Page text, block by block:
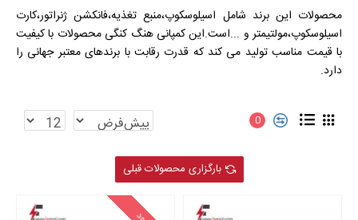
محصولات این برند شامل اسیلوسکوپ،منبع تغذیه،فانکشن ژنراتور،کارت
اسیلوسکوپ،مولتیمتر و ...است.این کمپانی هنگ کنگی محصولات با کیفیت
با قیمت مناسب تولید می کند که قدرت رقابت با برندهای معتبر جهانی را
دارد.
0
بارگزاری محصولات قبلی